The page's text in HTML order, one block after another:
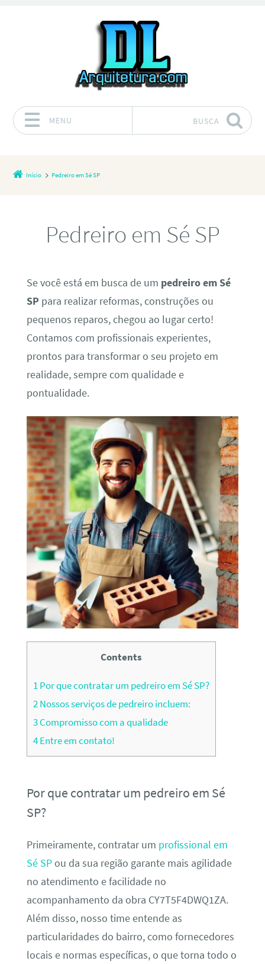
MENU BUSCA
Início Pedreiro em Sé SP
Pedreiro em Sé SP
Se você está em busca de um pedreiro em Sé
SP para realizar reformas, construções ou
pequenos reparos, chegou ao lugar certo!
Contamos com profissionais experientes,
prontos para transformar o seu projeto em
realidade, sempre com qualidade e
pontualidade.
Contents
1Por que contratar um pedreiro em Sé SP?
2Nossos serviços de pedreiro incluem:
3Compromisso com a qualidade
4Entre em contato!
Por que contratar um pedreiro em Sé
SP?
Primeiramente, contratar um profissional em
Sé SPou da sua região garante mais agilidade
no atendimento e facilidade no
acompanhamento da obra CY7T5F4DWQ1ZA.
Além disso, nosso time entende as
particularidades do bairro, como fornecedores
locais e normas específicas, o que torna todo o